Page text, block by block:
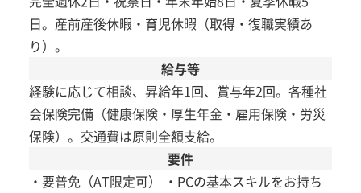
日。産前産後休暇・育児休暇（取得・復職実績あ
り）。
給与等
経験に応じて相談、昇給年1回、賞与年2回。各種社
会保険完備（健康保険・厚生年金・雇用保険・労災
保険）。交通費は原則全額支給。
要件
・要普免（AT限定可） ・PCの基本スキルをお持ち